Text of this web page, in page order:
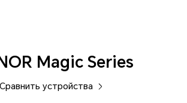
Magic Series
Сравнить устройства